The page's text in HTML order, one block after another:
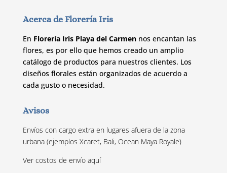
Acerca de Florería Iris
En Florería Iris Playa del Carmen nos encantan las
flores, es por ello que hemos creado un amplio
catálogo de productos para nuestros clientes. Los
diseños florales están organizados de acuerdo a
cada gusto o necesidad.
Avisos
Envíos con cargo extra en lugares afuera de la zona
urbana (ejemplos Xcaret, Bali, Ocean Maya Royale)
Ver costos de envío aquí